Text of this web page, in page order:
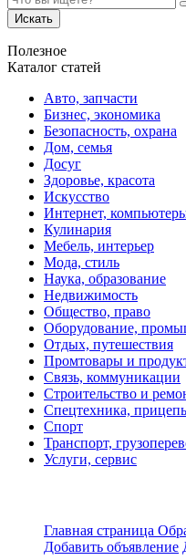
Искать
Полезное
Каталог статей
Авто, запчасти
Бизнес, экономика
Безопасность, охрана
Дом, семья
Досуг
Здоровье, красота
Искусство
Интернет,
Кулинария
Мебель, интерьер
Мода, стиль
Наука, образование
Недвижимость
Общество, право
Оборудование,
Отдых, путешествия
Промтовары и
Связь, коммуникации
Строительство и
Спецтехника,
Спорт
Транспорт,
Услуги, сервис
Главная страница
Добавить объявление